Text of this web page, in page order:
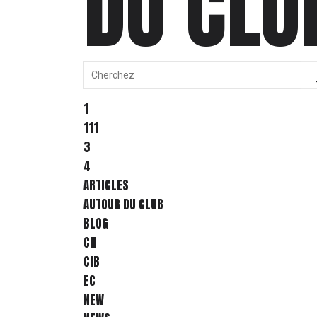
1
111
3
4
ARTICLES
AUTOUR DU CLUB
BLOG
CH
CIB
EC
NEW